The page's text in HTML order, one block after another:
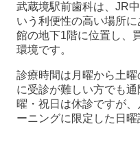
武蔵境駅前歯科は、JR
いう利便性の高い場所
館の地下1階に位置し、
環境です。
診療時間は月曜から土
に受診が難しい方でも
曜・祝日は休診ですが
ーニングに限定した日曜